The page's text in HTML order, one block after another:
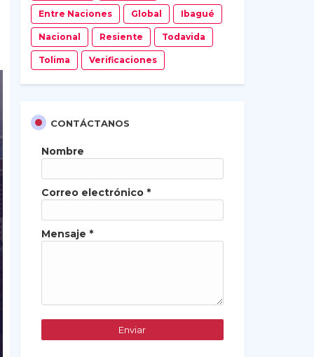
Entre Naciones Global Ibagué
Nacional Resiente Todavida
Tolima Verificaciones
CONTÁCTANOS
Nombre
Correo electrónico *
Mensaje *